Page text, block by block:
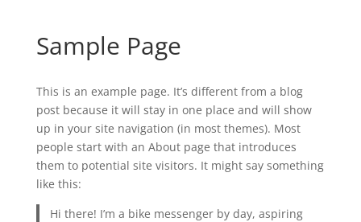
Sample Page
This is an example page. It’s different from a blog
post because it will stay in one place and will show
up in your site navigation (in most themes). Most
people start with an About page that introduces
them to potential site visitors. It might say something
like this:
Hi there! I’m a bike messenger by day, aspiring